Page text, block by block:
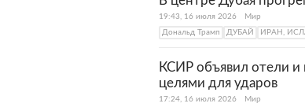
19:43, 16 июля 2026
Мир
Дональд Трамп
ДУБАЙ ИРАН,
КСИР объявил отели и
целями для ударов
17:24, 16 июля 2026
Мир